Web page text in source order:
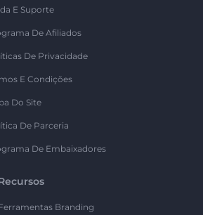
E Suporte
De Afiliados
De Privacidade
E Condições
Do Site
De Parceria
De Embaixadores
Branding